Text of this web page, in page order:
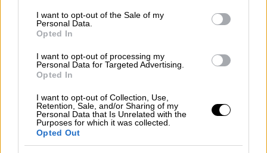
consent section.
I want to opt-out of the Sale of my
Personal Data.
Opted In
I want to opt-out of processing my
Personal Data for Targeted Advertising.
Opted In
I want to opt-out of Collection, Use,
Retention, Sale, and/or Sharing of my
Personal Data that Is Unrelated with the
Purposes for which it was collected.
Opted Out
παράδειγμα στη Μύκονο και στη
Σαντορίνη
Μάλιστα σπούδασα Ιστορία, με καθηγητή τον